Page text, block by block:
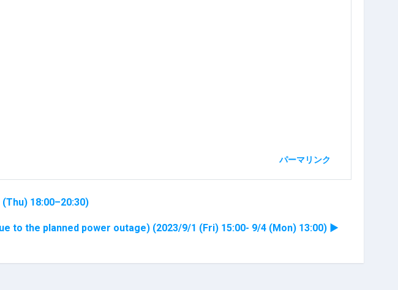
パーマリンク
18:00–20:30)
to the planned power outage) (2023/9/1 (Fri) 15:00- 9/4 (Mon) 13:00) ▶︎